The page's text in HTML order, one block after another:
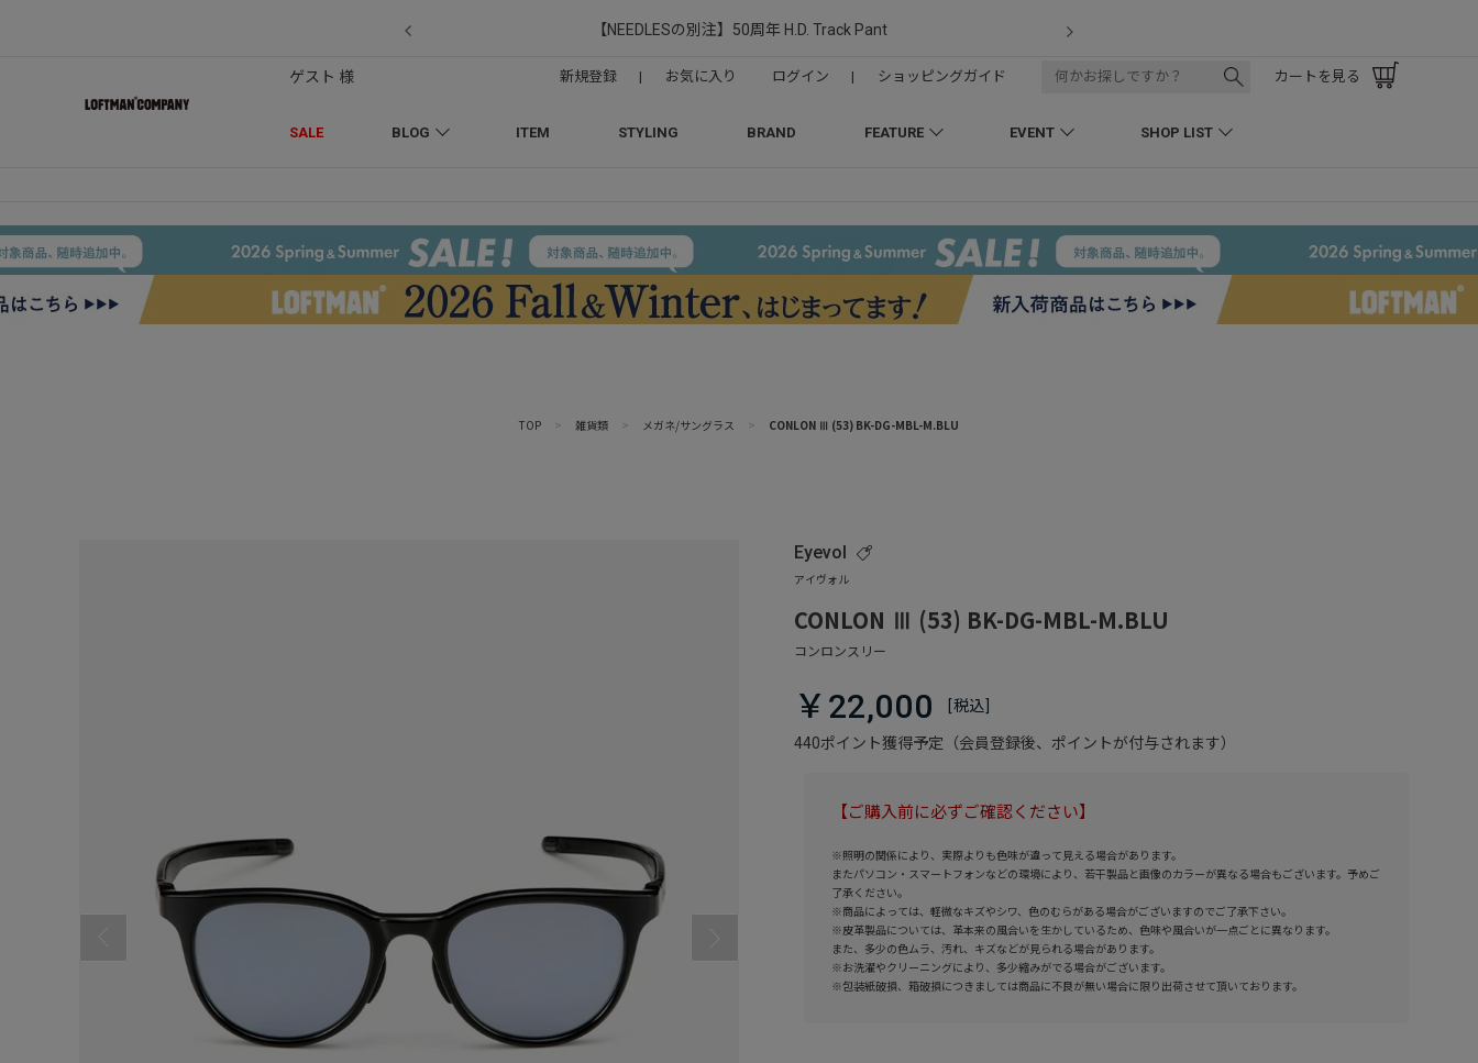
【NEEDLESの別注】50周年 H.D. Track Pant
SALE BLOG ITEM STYLING BRAND FEATURE EVENT SHOP LIST
ゲスト 様 新規登録 | お気に入り ログイン | ショッピングガイド カートを見る
TOP > 雑貨類 > メガネ/サングラス > CONLON Ⅲ (53) BK-DG-MBL-M.BLU
Eyevol
CONLON Ⅲ (53) BK-DG-MBL-M.BLU
440ポイント獲得予定（会員登録後、ポイントが付与されます）
￥22,000
【ご購入前に必ずご確認ください】
※照明の関係により、実際よりも色味が違って見える場合があります。
またパソコン・スマートフォンなどの環境により、若干製品と画像のカラーが異なる場合もございます。予めご
了承ください。
※商品によっては、軽微なキズやシワ、色のむらがある場合がございますのでご了承下さい。
※皮革製品については、革本来の風合いを生かしているため、色味や風合いが一点ごとに異なります。
また、多少の色ムラ、汚れ、キズなどが見られる場合があります。
※お洗濯やクリーニングにより、多少縮みがでる場合がございます。
※包装紙破損、箱破損につきましては商品に不良が無い場合に限り出荷させて頂いております。